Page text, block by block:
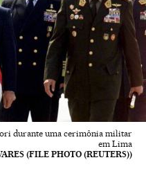
durante uma cerimônia militar
em Lima
(FILE PHOTO (REUTERS))